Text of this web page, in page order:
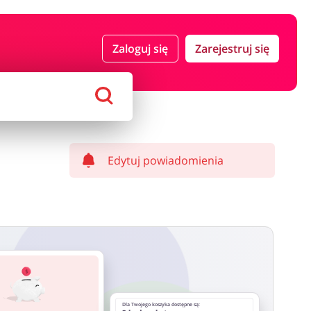
Zaloguj się Zarejestruj się
Edytuj powiadomienia
Dla Twojego koszyka dostępne są: